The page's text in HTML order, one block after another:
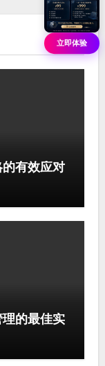
有效应对
的最佳实
立即体验